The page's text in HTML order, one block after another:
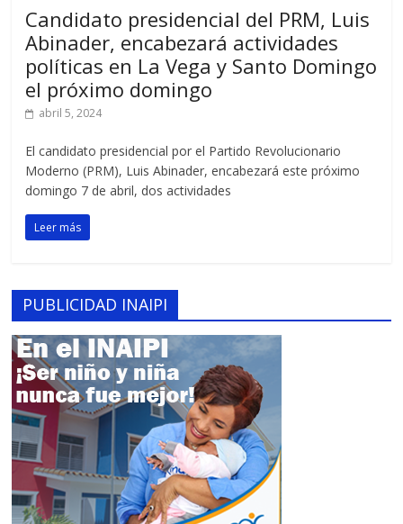
Candidato presidencial del PRM, Luis
Abinader, encabezará actividades
políticas en La Vega y Santo Domingo
el próximo domingo
abril 5, 2024
El candidato presidencial por el Partido Revolucionario
Moderno (PRM), Luis Abinader, encabezará este próximo
domingo 7 de abril, dos actividades
Leer más
PUBLICIDAD INAIPI